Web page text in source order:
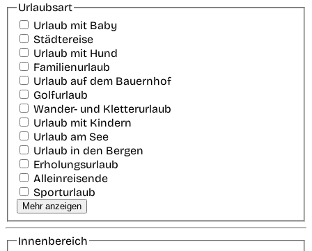
Urlaubsart
Urlaub mit Baby
Städtereise
Urlaub mit Hund
Familienurlaub
Urlaub auf dem Bauernhof
Golfurlaub
Wander- und Kletterurlaub
Urlaub mit Kindern
Urlaub am See
Urlaub in den Bergen
Erholungsurlaub
Alleinreisende
Sporturlaub
Mehr anzeigen
Innenbereich